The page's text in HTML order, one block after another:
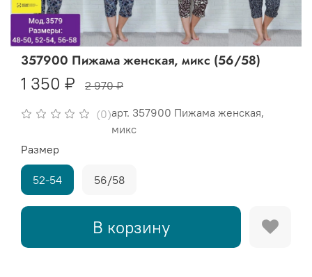
(0)арт. 357900 Пижама женская,
микс
357900 Пижама женская, микс (56/58)
1 350 ₽ 2 970 ₽
В корзину
Размер
52-54 56/58